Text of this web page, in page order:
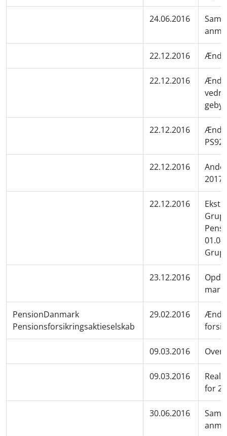
24.06.2016
22.12.2016
22.12.2016
22.12.2016
22.12.2016
2017
22.12.2016
23.12.2016
PensionDanmark
Pensionsforsikringsaktieselskab
29.02.2016
09.03.2016
09.03.2016
for
30.06.2016